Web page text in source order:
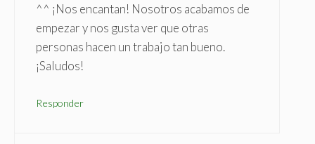
^^ ¡Nos encantan! Nosotros acabamos de
empezar y nos gusta ver que otras
personas hacen un trabajo tan bueno.
¡Saludos!
Responder